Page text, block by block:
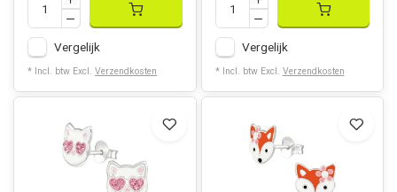
Vergelijk
* Incl. btw Excl. Verzendkosten
Vergelijk
* Incl. btw Excl. Verzendkosten